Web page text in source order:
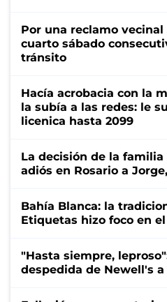
Por una reclamo
cuarto sábado
tránsito
Hacía acrobacia con la
la subía a las redes: le
licenica hasta 2099
La decisión de la
adiós en Rosario a
Bahía Blanca: la
Etiquetas hizo foco en
"Hasta siempre,
despedida de Newell's a